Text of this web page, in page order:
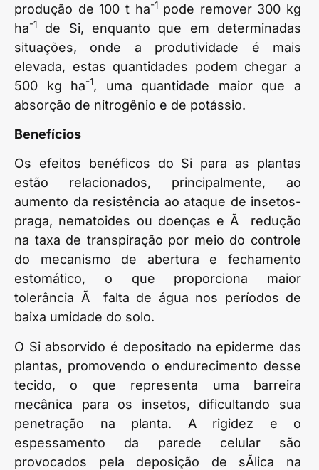
produção de 100 t ha-1pode remover 300 kg
ha-1
de Si, enquanto que em determinadas
situações, onde a produtividade é mais
elevada, estas quantidades podem chegar a
500 kg ha-1, uma quantidade maior que a
absorção de nitrogênio e de potássio.
Benefícios
Os efeitos benéficos do Si para as plantas
estão relacionados, principalmente, ao
aumento da resistência ao ataque de insetos-
praga, nematoides ou doenças e Ã redução
na taxa de transpiração por meio do controle
do mecanismo de abertura e fechamento
estomático, o que proporciona maior
tolerância Ã falta de água nos períodos de
baixa umidade do solo.
O Si absorvido é depositado na epiderme das
plantas, promovendo o endurecimento desse
tecido, o que representa uma barreira
mecânica para os insetos, dificultando sua
penetração na planta. A rigidez e o
espessamento da parede celular são
provocados pela deposição de sÃ­lica na